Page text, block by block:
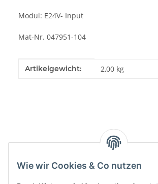
Wie wir Cookies & Co nutzen
Modul: E24V- Input
Mat-Nr. 047951-104
Produkteigenschaft
Wert
Artikelgewicht: 2,00 kg
Kategorien